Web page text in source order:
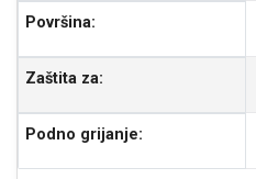
Površina:
Zaštita za:
Podno grijanje: